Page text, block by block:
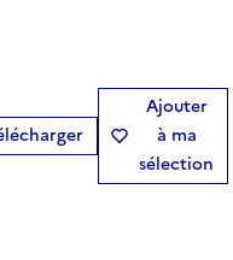
Ajouter
à ma
sélection